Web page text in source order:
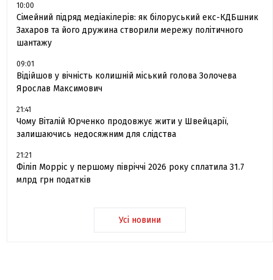
10:00
Сімейний підряд медіакілерів: як білоруський екс-КДБшник
Захаров та його дружина створили мережу політичного
шантажу
09:01
Відійшов у вічність колишній міський голова Золочева
Ярослав Максимович
21:41
Чому Віталій Юрченко продовжує жити у Швейцарії,
залишаючись недосяжним для слідства
21:21
Філіп Морріс у першому півріччі 2026 року сплатила 31.7
млрд грн податків
Усі новини